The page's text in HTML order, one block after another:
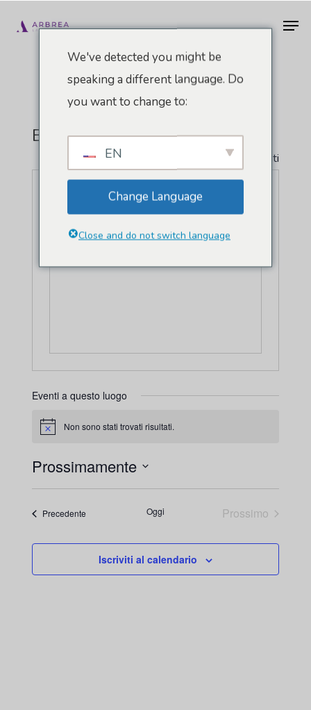
BeFly Minascentro
" Tutti gli Eventi
Av. Augusto de Lima, 785 - Centro
Belo Horizonte
30190-001
Brasile
Ottieni indicazioni
Eventi a questo luogo
AvvisoNon sono stati trovati risultati.
Prossimamente
Seleziona
la Precedente Oggi
Prossimo
Iscriviti al calendario
We've detected you might be
speaking a different language. Do
you want to change to:
EN
Change Language
Close and do not switch language